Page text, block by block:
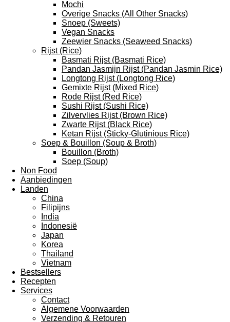
Mochi
Overige Snacks (All Other Snacks)
Snoep (Sweets)
Vegan Snacks
Zeewier Snacks (Seaweed Snacks)
Rijst (Rice)
Basmati Rijst (Basmati Rice)
Pandan Jasmijn Rijst (Pandan Jasmin Rice)
Longtong Rijst (Longtong Rice)
Gemixte Rijst (Mixed Rice)
Rode Rijst (Red Rice)
Sushi Rijst (Sushi Rice)
Zilvervlies Rijst (Brown Rice)
Zwarte Rijst (Black Rice)
Ketan Rijst (Sticky-Glutinious Rice)
Soep & Bouillon (Soup & Broth)
Bouillon (Broth)
Soep (Soup)
Non Food
Aanbiedingen
Landen
China
Filipijns
India
Indonesië
Japan
Korea
Thailand
Vietnam
Bestsellers
Recepten
Services
Contact
Algemene Voorwaarden
Verzending & Retouren